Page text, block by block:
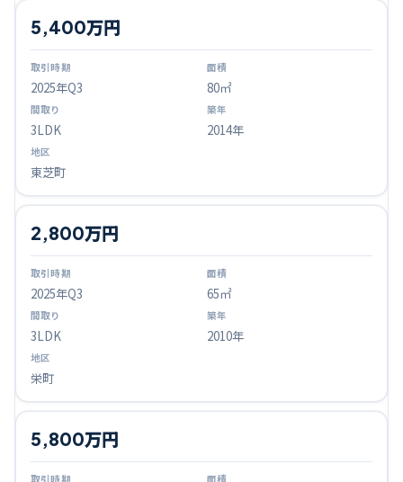
2025年Q3
5,400万円
80㎡
3LDK 2014年
東芝町
2025年Q3
2,800万円
65㎡
3LDK 2010年
栄町
5,800万円